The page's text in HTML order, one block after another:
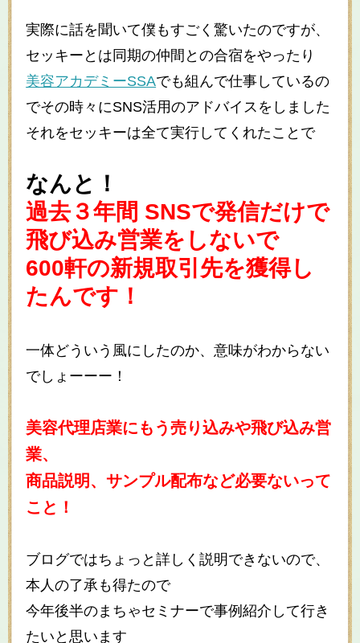
実際に話を聞いて僕もすごく驚いたのですが、
セッキーとは同期の仲間との合宿をやったり
美容アカデミーSSAでも組んで仕事しているの
でその時々にSNS活用のアドバイスをしました
それをセッキーは全て実行してくれたことで
なんと！
過去３年間 SNSで発信だけで
飛び込み営業をしないで
600軒の新規取引先を獲得し
たんです！
一体どういう風にしたのか、意味がわからない
でしょーーー！
美容代理店業にもう売り込みや飛び込み営
業、
商品説明、サンプル配布など必要ないって
こと！
ブログではちょっと詳しく説明できないので、
本人の了承も得たので
今年後半のまちゃセミナーで事例紹介して行き
たいと思います